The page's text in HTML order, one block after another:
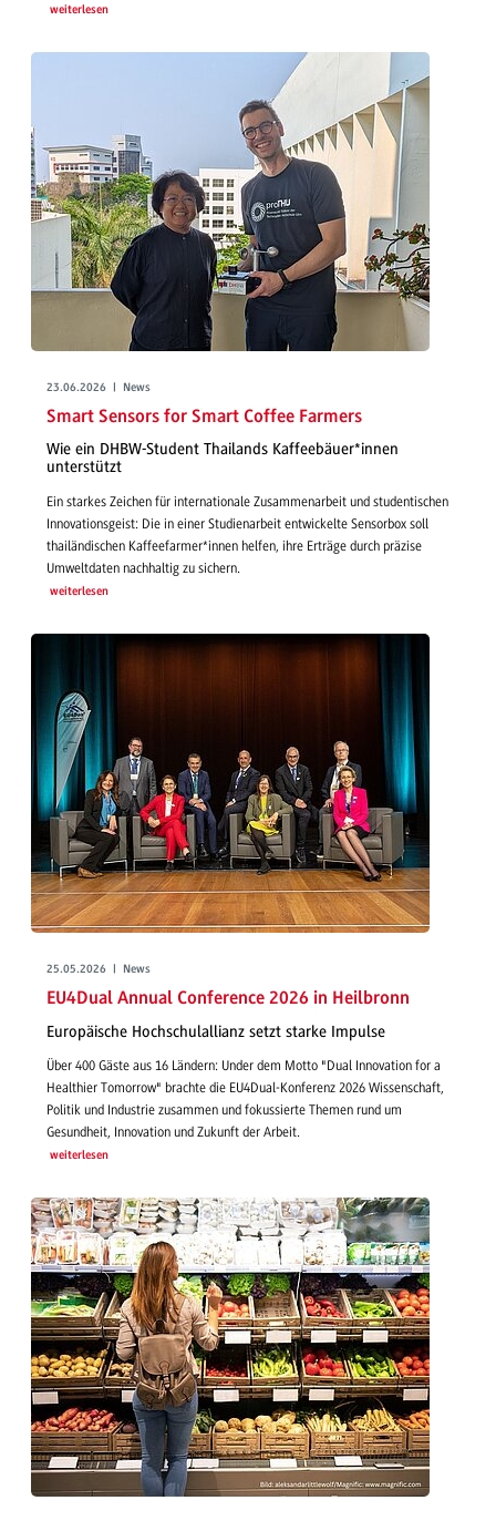
weiterlesen
23.06.2026 | News
Smart Sensors for Smart Coffee Farmers
Wie ein DHBW-Student Thailands Kaffeebäuer*innen
unterstützt
Ein starkes Zeichen für internationale Zusammenarbeit und studentischen
Innovationsgeist: Die in einer Studienarbeit entwickelte Sensorbox soll
thailändischen Kaffeefarmer*innen helfen, ihre Erträge durch präzise
Umweltdaten nachhaltig zu sichern.
weiterlesen
25.05.2026 | News
EU4Dual Annual Conference 2026 in Heilbronn
Europäische Hochschulallianz setzt starke Impulse
Über 400 Gäste aus 16 Ländern: Under dem Motto "Dual Innovation for a
Healthier Tomorrow" brachte die EU4Dual-Konferenz 2026 Wissenschaft,
Politik und Industrie zusammen und fokussierte Themen rund um
Gesundheit, Innovation und Zukunft der Arbeit.
weiterlesen